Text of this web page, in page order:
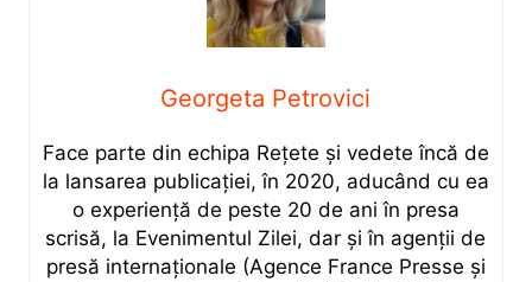
Georgeta Petrovici
Face parte din echipa Rețete și vedete încă de
la lansarea publicației, în 2020, aducând cu ea
o experiență de peste 20 de ani în presa
scrisă, la Evenimentul Zilei, dar și în agenții de
presă internaționale (Agence France Presse și